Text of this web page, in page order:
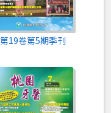
第19卷第5期季刊